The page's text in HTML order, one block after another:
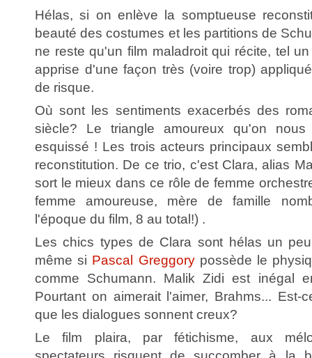
Hélas, si on enlève la somptueuse
beauté des costumes et les partitions de
ne reste qu'un film maladroit qui récite, tel
apprise d'une façon très (voire trop)
de risque.
Où sont les sentiments exacerbés des
siècle? Le triangle amoureux qu'on
esquissé ! Les trois acteurs principaux
reconstitution. De ce trio, c'est Clara, alias
sort le mieux dans ce rôle de femme
femme amoureuse, mère de famille
l'époque du film, 8 au total!) .
Les chics types de Clara sont hélas un
même si Pascal Greggorypossède le
comme Schumann. Malik Zidi est inégal
Pourtant on aimerait l'aimer, Brahms... Est-
que les dialogues sonnent creux?
Le film plaira, par fétichisme, aux